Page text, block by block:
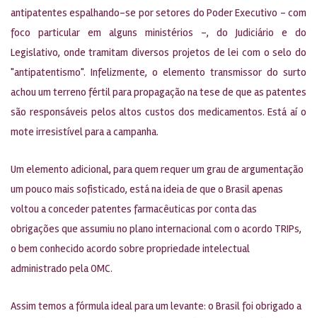
antipatentes espalhando-se por setores do Poder Executivo – com
foco particular em alguns ministérios -, do Judiciário e do
Legislativo, onde tramitam diversos projetos de lei com o selo do
"antipatentismo". Infelizmente, o elemento transmissor do surto
achou um terreno fértil para propagação na tese de que as patentes
são responsáveis pelos altos custos dos medicamentos. Está aí o
mote irresistível para a campanha.
Um elemento adicional, para quem requer um grau de argumentação
um pouco mais sofisticado, está na ideia de que o Brasil apenas
voltou a conceder patentes farmacêuticas por conta das
obrigações que assumiu no plano internacional com o acordo TRIPs,
o bem conhecido acordo sobre propriedade intelectual
administrado pela OMC.
Assim temos a fórmula ideal para um levante: o Brasil foi obrigado a